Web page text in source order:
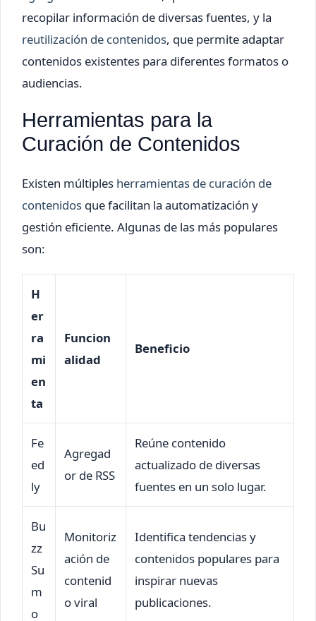
recopilar información de diversas fuentes, y la
reutilización de contenidos, que permite adaptar
contenidos existentes para diferentes formatos o
audiencias.
Herramientas para la
Curación de Contenidos
Existen múltiples herramientas de curación de
contenidos que facilitan la automatización y
gestión eficiente. Algunas de las más populares
son:
H
er
ra
mi
en
ta
Funcion
alidad
Beneficio
Fe
ed
ly
Agregad
or de RSS
Reúne contenido
actualizado de diversas
fuentes en un solo lugar.
Bu
zz
Su
m
o
Monitoriz
ación de
contenid
o viral
Identifica tendencias y
contenidos populares para
inspirar nuevas
publicaciones.